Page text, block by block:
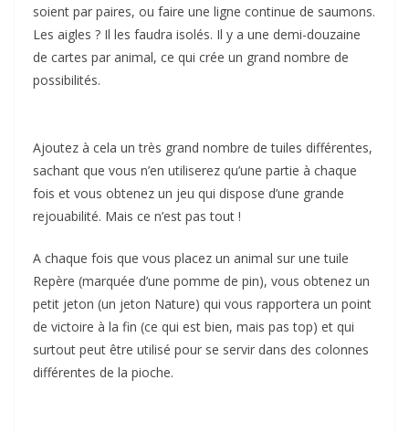
soient par paires, ou faire une ligne continue de saumons.
Les aigles ? Il les faudra isolés. Il y a une demi-douzaine
de cartes par animal, ce qui crée un grand nombre de
possibilités.
Ajoutez à cela un très grand nombre de tuiles différentes,
sachant que vous n’en utiliserez qu’une partie à chaque
fois et vous obtenez un jeu qui dispose d’une grande
rejouabilité. Mais ce n’est pas tout !
A chaque fois que vous placez un animal sur une tuile
Repère (marquée d’une pomme de pin), vous obtenez un
petit jeton (un jeton Nature) qui vous rapportera un point
de victoire à la fin (ce qui est bien, mais pas top) et qui
surtout peut être utilisé pour se servir dans des colonnes
différentes de la pioche.